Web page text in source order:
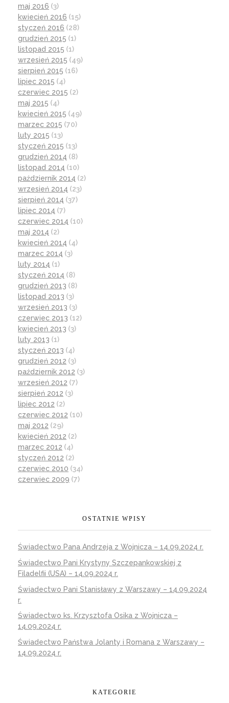
maj 2016 (3)
kwiecień 2016 (15)
styczeń 2016 (28)
grudzień 2015 (1)
listopad 2015 (1)
wrzesień 2015 (49)
sierpień 2015 (16)
lipiec 2015 (4)
czerwiec 2015 (2)
maj 2015 (4)
kwiecień 2015 (49)
marzec 2015 (70)
luty 2015 (13)
styczeń 2015 (13)
grudzień 2014 (8)
listopad 2014 (10)
październik 2014 (2)
wrzesień 2014 (23)
sierpień 2014 (37)
lipiec 2014 (7)
czerwiec 2014 (10)
maj 2014 (2)
kwiecień 2014 (4)
marzec 2014 (3)
luty 2014 (1)
styczeń 2014 (8)
grudzień 2013 (8)
listopad 2013 (3)
wrzesień 2013 (3)
czerwiec 2013 (12)
kwiecień 2013 (3)
luty 2013 (1)
styczeń 2013 (4)
grudzień 2012 (3)
październik 2012 (3)
wrzesień 2012 (7)
sierpień 2012 (3)
lipiec 2012 (2)
czerwiec 2012 (10)
maj 2012 (29)
kwiecień 2012 (2)
marzec 2012 (4)
styczeń 2012 (2)
czerwiec 2010 (34)
czerwiec 2009 (7)
OSTATNIE WPISY
Świadectwo Pana Andrzeja z Wojnicza – 14.09.2024 r.
Świadectwo Pani Krystyny Szczepankowskiej z
Filadelfii (USA) – 14.09.2024 r.
Świadectwo Pani Stanisławy z Warszawy – 14.09.2024
r.
Świadectwo ks. Krzysztofa Osika z Wojnicza –
14.09.2024 r.
Świadectwo Państwa Jolanty i Romana z Warszawy –
14.09.2024 r.
KATEGORIE